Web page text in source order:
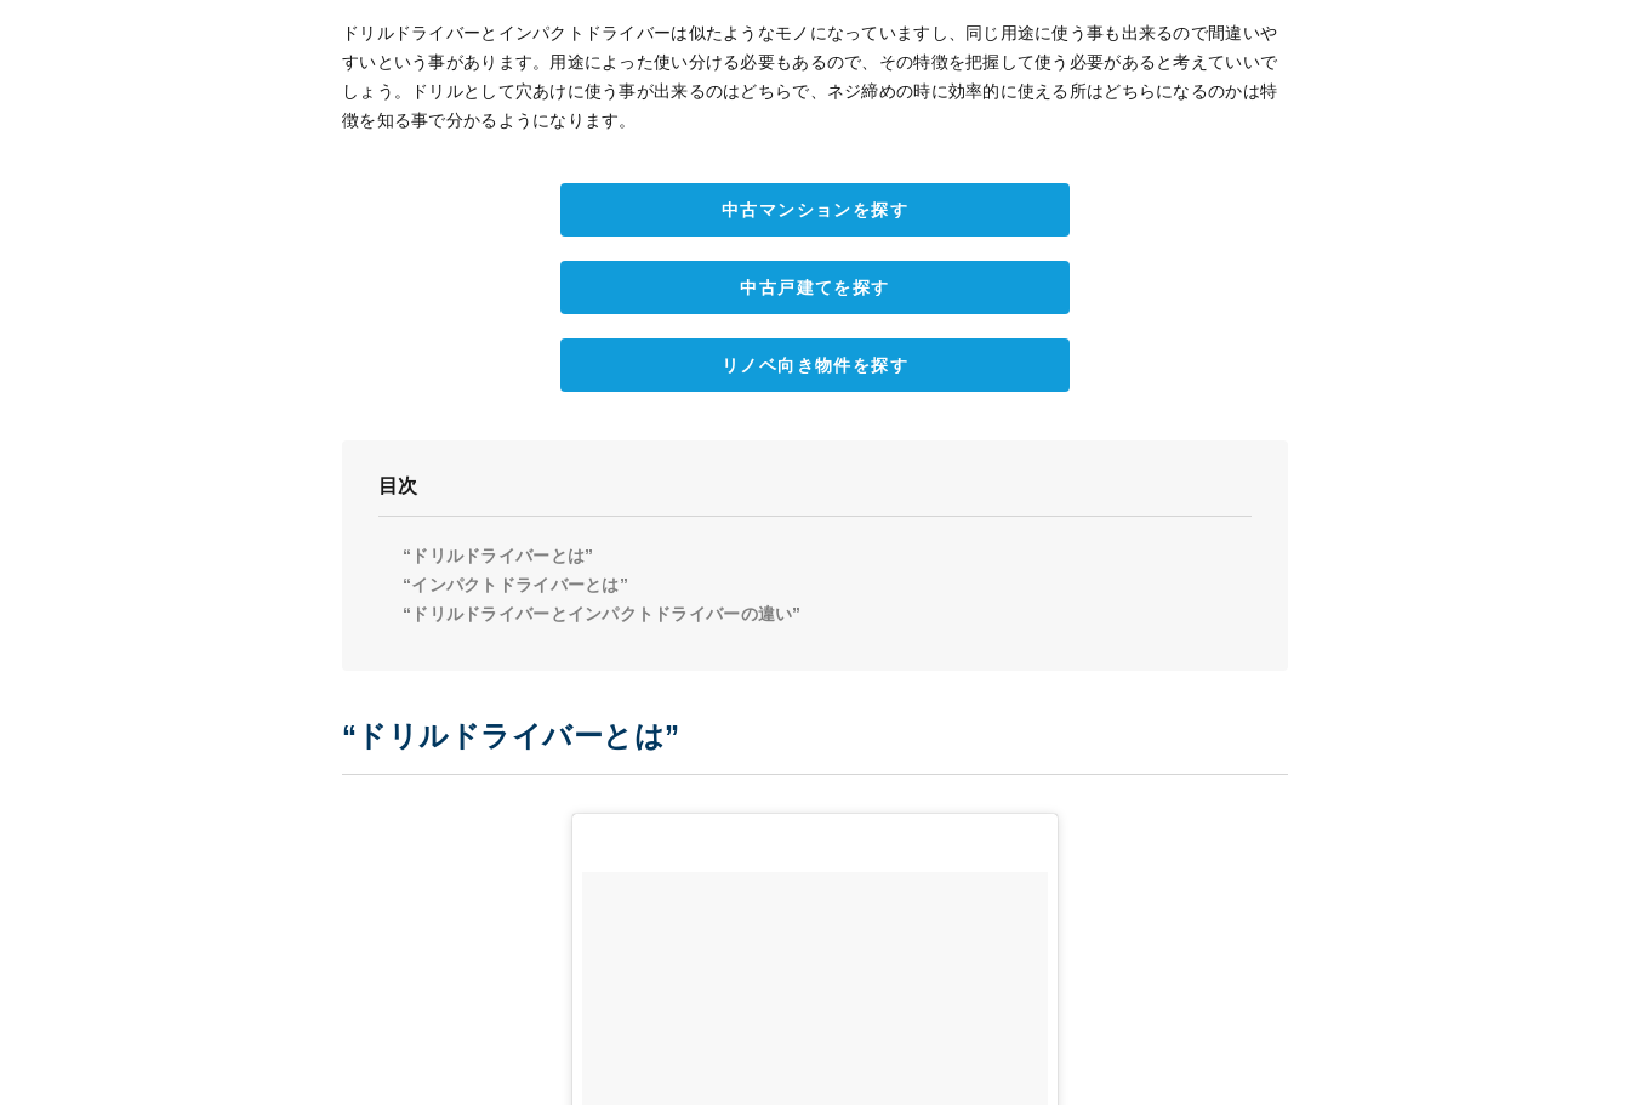
ドリルドライバーとインパクトドライバーは似たようなモノになっていますし、同じ用途に使う事も出来るので間違いや
すいという事があります。用途によった使い分ける必要もあるので、その特徴を把握して使う必要があると考えていいで
しょう。ドリルとして穴あけに使う事が出来るのはどちらで、ネジ締めの時に効率的に使える所はどちらになるのかは特
徴を知る事で分かるようになります。
中古マンションを探す
中古戸建てを探す
リノベ向き物件を探す
目次
“ドリルドライバーとは”
“インパクトドライバーとは”
“ドリルドライバーとインパクトドライバーの違い”
“ドリルドライバーとは”